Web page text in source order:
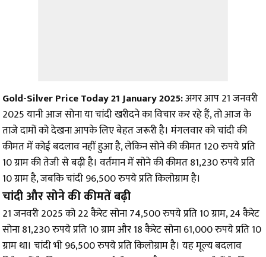
Gold-Silver Price Today 21 January 2025:अगर आप 21 जनवरी
2025 यानी आज सोना या चांदी खरीदने का विचार कर रहे हैं, तो आज के
ताजे दामों को देखना आपके लिए बेहत जरूरी है। मंगलवार को चांदी की
कीमत में कोई बदलाव नहीं हुआ है, लेकिन सोने की कीमत 120 रुपये प्रति
10 ग्राम की तेजी से बढ़ी है। वर्तमान में सोने की कीमत 81,230 रुपये प्रति
10 ग्राम है, जबकि चांदी 96,500 रुपये प्रति किलोग्राम है।
चांदी और सोने की कीमतें बढ़ी
21 जनवरी 2025 को 22 कैरेट सोना 74,500 रुपये प्रति 10 ग्राम, 24 कैरेट
सोना 81,230 रुपये प्रति 10 ग्राम और 18 कैरेट सोना 61,000 रुपये प्रति 10
ग्राम था। चांदी भी 96,500 रुपये प्रति किलोग्राम है। यह मूल्य बदलाव